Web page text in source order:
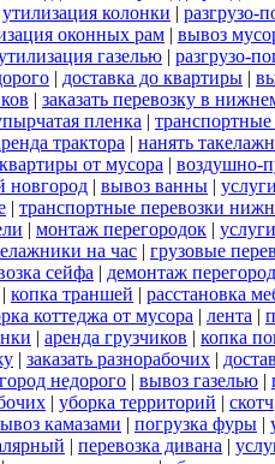
утилизация колонки | разгрузо-
оконных рам | вывоз
газелью | разгрузо-
| доставка до квартиры |
| заказать перевозку в
пленка | транспортные
трактора | нанять
от мусора | воздушно-
новгород | вывоз ванны |
| транспортные перевозки
| монтаж перегородок |
на час | грузовые
сейфа | демонтаж
| копка траншей | расстановка
коттеджа от мусора | лента |
| аренда грузчиков | копка
| заказать разнорабочих |
недорого | вывоз газелью |
| уборка территорий | скотч
камазами | погрузка фуры |
| перевозка дивана |